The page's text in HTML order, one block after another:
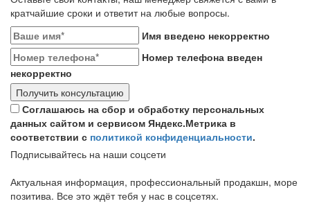
кратчайшие сроки и ответит на любые вопросы.
Имя введено некорректно
Номер телефона введен
некорректно
Получить консультацию
Соглашаюсь на сбор и обработку персональных
данных сайтом и сервисом Яндекс.Метрика в
соответствии с политикой конфиденциальности.
Подписывайтесь на наши соцсети
Актуальная информация, профессиональный продакшн, море
позитива. Все это ждёт тебя у нас в соцсетях.